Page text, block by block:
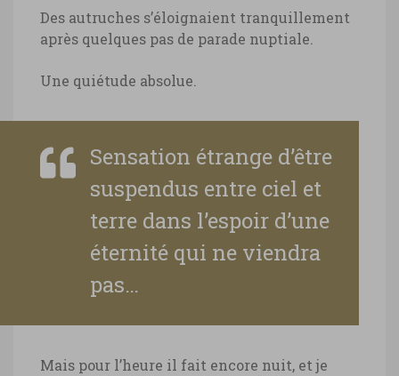
Des autruches s’éloignaient tranquillement
après quelques pas de parade nuptiale.
Une quiétude absolue.
Sensation étrange d’être
suspendus entre ciel et
terre dans l’espoir d’une
éternité qui ne viendra
pas…
Mais pour l’heure il fait encore nuit, et je